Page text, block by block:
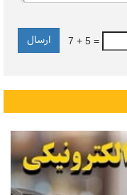
7 + 5 =